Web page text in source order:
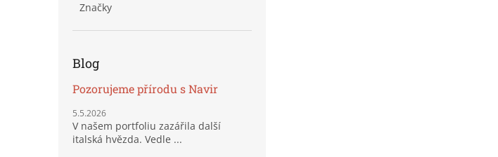
Značky
Blog
Pozorujeme přírodu s Navir
5.5.2026
V našem portfoliu zazářila další
italská hvězda. Vedle ...